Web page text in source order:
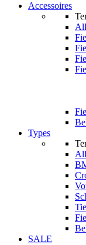
Accessoires
Types
SALE